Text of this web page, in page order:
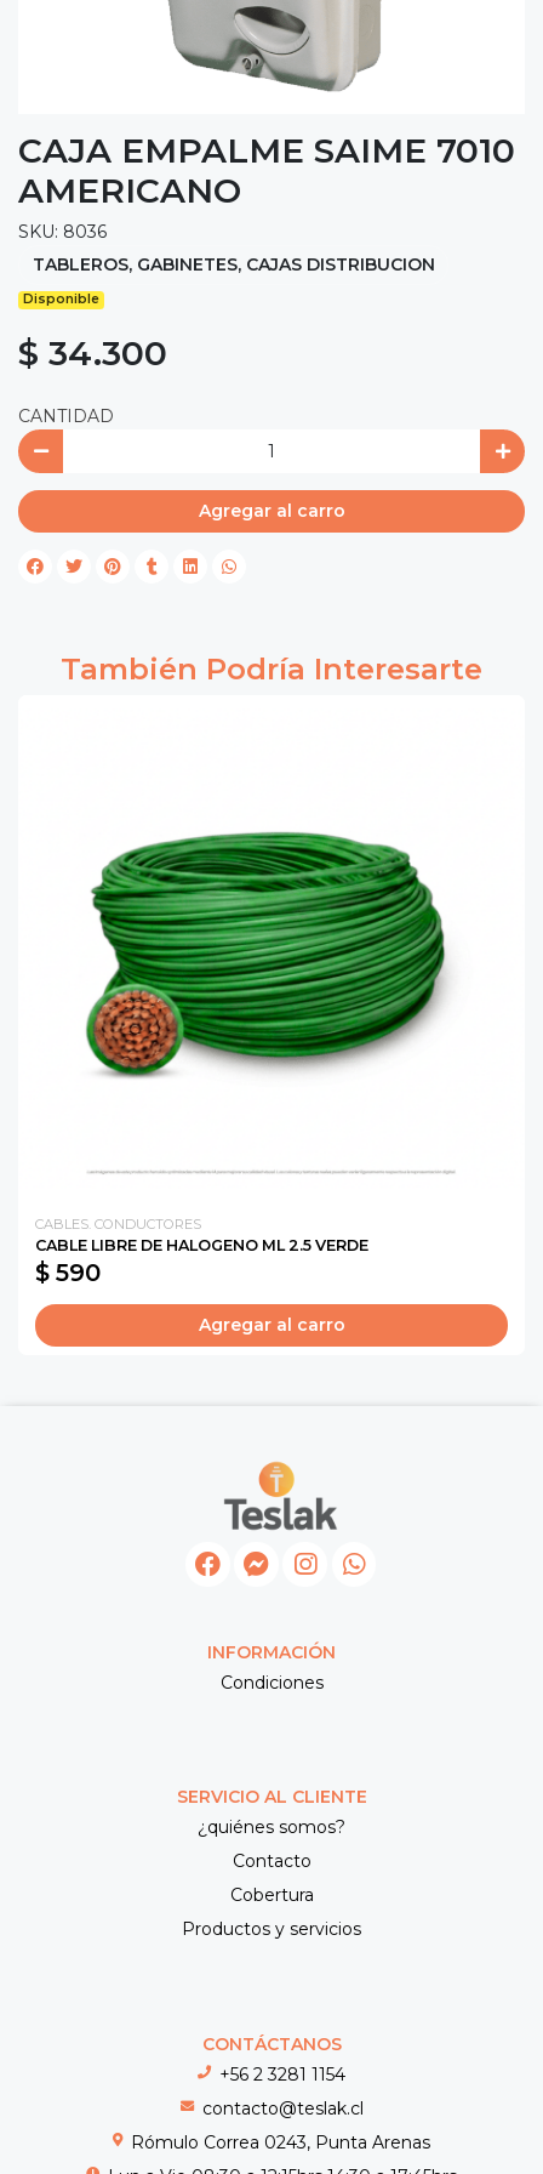
CAJA EMPALME SAIME 7010
AMERICANO
SKU: 8036
TABLEROS, GABINETES, CAJAS DISTRIBUCION
Disponible
$ 34.300
CANTIDAD
Agregar al carro
También Podría Interesarte
CABLES. CONDUCTORES
CABLE LIBRE DE HALOGENO ML 2.5 VERDE
$ 590
Agregar al carro
INFORMACIÓN
Condiciones
SERVICIO AL CLIENTE
¿quiénes somos?
Contacto
Cobertura
Productos y servicios
CONTÁCTANOS
+56 2 3281 1154
contacto@teslak.cl
Rómulo Correa 0243, Punta Arenas